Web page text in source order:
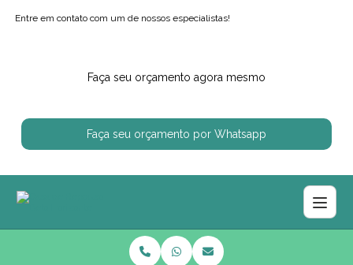
Entre em contato com um de nossos especialistas!
Faça seu orçamento agora mesmo
Faça seu orçamento por Whatsapp